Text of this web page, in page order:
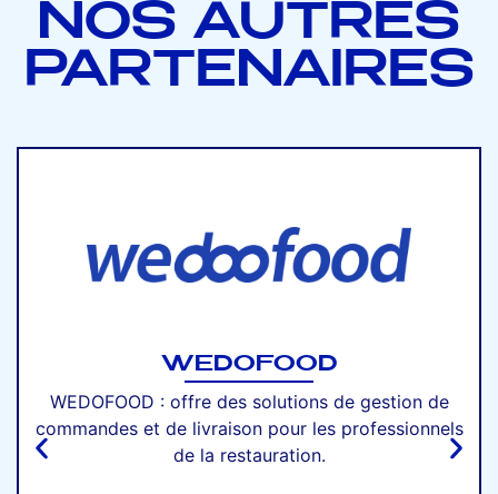
NOS AUTRES
PARTENAIRES
WEDOFOOD
WEDOFOOD : offre des solutions de gestion de
commandes et de livraison pour les professionnels
de la restauration.